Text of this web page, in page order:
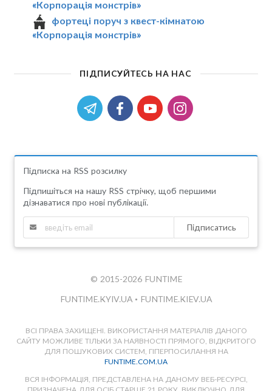
«Корпорація монстрів»
фортеці поруч з квест-кімнатою
«Корпорація монстрів»
ПІДПИСУЙТЕСЬ НА НАС
Підписка на RSS розсилку
Підпишіться на нашу RSS стрічку, щоб першими
дізнаватися про нові публікації.
Підписатись
© 2015-2026 FUNTIME
FUNTIME.KYIV.UA • FUNTIME.KIEV.UA
ВСІ ПРАВА ЗАХИЩЕНІ. ВИКОРИСТАННЯ МАТЕРІАЛІВ ДАНОГО
САЙТУ МОЖЛИВЕ ТІЛЬКИ ЗА НАЯВНОСТІ ПРЯМОГО, ВІДКРИТОГО
ДЛЯ ПОШУКОВИХ СИСТЕМ, ГІПЕРПОСИЛАННЯ НА
FUNTIME.COM.UA
ВСЯ ІНФОРМАЦІЯ, ПРЕДСТАВЛЕНА НА ДАНОМУ ВЕБ-РЕСУРСІ,